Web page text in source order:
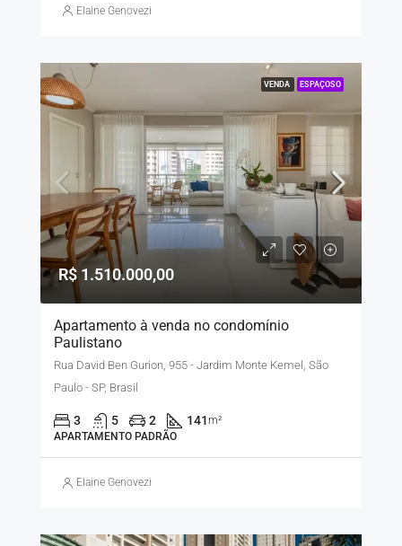
Elaine Genovezi
VENDA ESPAÇOSO
R$ 1.510.000,00
Apartamento à venda no condomínio
Paulistano
Rua David Ben Gurion, 955 - Jardim Monte Kemel, São
Paulo - SP, Brasil
3 5 2 141m²
APARTAMENTO PADRÃO
Elaine Genovezi